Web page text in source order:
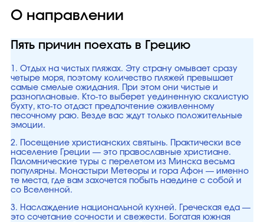
О направлении
Пять причин поехать в Грецию
1. Отдых на чистых пляжах. Эту страну омывает сразу
четыре моря, поэтому количество пляжей превышает
самые смелые ожидания. При этом они чистые и
разноплановые. Кто-то выберет уединенную скалистую
бухту, кто-то отдаст предпочтение оживленному
песочному раю. Везде вас ждут только положительные
эмоции.
2. Посещение христианских святынь. Практически все
население Греции — это православные христиане.
Паломнические туры с перелетом из Минска весьма
популярны. Монастыри Метеоры и гора Афон — именно
те места, где вам захочется побыть наедине с собой и
со Вселенной.
3. Наслаждение национальной кухней. Греческая еда —
это сочетание сочности и свежести. Богатая южная